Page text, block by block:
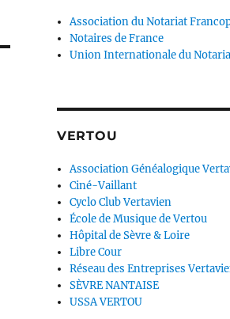
Association du Notariat
Notaires de France
Union Internationale du
VERTOU
Association Généalogique
Ciné-Vaillant
Cyclo Club Vertavien
École de Musique de Vertou
Hôpital de Sèvre & Loire
Libre Cour
Réseau des Entreprises
SÈVRE NANTAISE
USSA VERTOU